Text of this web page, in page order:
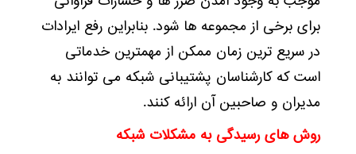
برای برخی از مجموعه ها شود. بنابراین رفع ایرادات
در سریع ترین زمان ممکن از مهمترین خدماتی
است که کارشناسان پشتیبانی شبکه می توانند به
مدیران و صاحبین آن ارائه کنند.
روش های رسیدگی به مشکلات شبکه